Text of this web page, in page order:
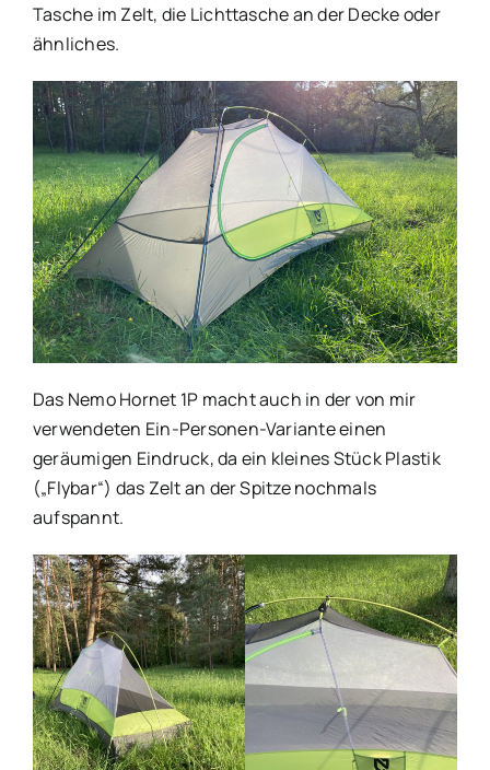
Tasche im Zelt, die Lichttasche an der Decke oder
ähnliches.
Das Nemo Hornet 1P macht auch in der von mir
verwendeten Ein-Personen-Variante einen
geräumigen Eindruck, da ein kleines Stück Plastik
(„Flybar“) das Zelt an der Spitze nochmals
aufspannt.